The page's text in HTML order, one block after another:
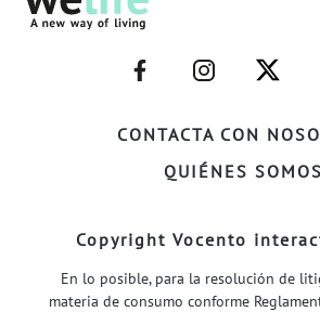
CONTACTA CON
QUIÉNES SOMOS
–
FACEBOOK–
–
INSTAGRAM–
–
Copyright Vocento
En lo posible, para la resolución de
materia de consumo conforme